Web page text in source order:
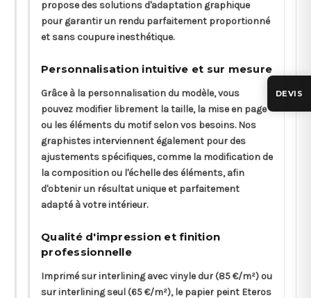
propose des solutions d'adaptation graphique
pour garantir un rendu parfaitement proportionné
et sans coupure inesthétique.
Personnalisation intuitive et sur mesure
Grâce à la personnalisation du modèle, vous
pouvez modifier librement la taille, la mise en page
ou les éléments du motif selon vos besoins. Nos
graphistes interviennent également pour des
ajustements spécifiques, comme la modification de
la composition ou l'échelle des éléments, afin
d'obtenir un résultat unique et parfaitement
adapté à votre intérieur.
Qualité d'impression et finition
professionnelle
Imprimé sur interlining avec vinyle dur (85 €/m²) ou
sur interlining seul (65 €/m²), le papier peint Eteros
DEVIS